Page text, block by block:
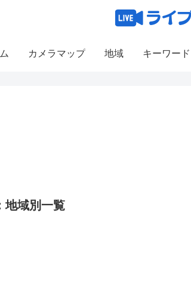
カメラマップ 地域 キーワード
地域別一覧